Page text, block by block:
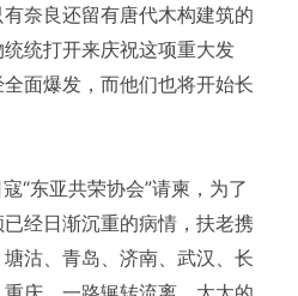
奈良还留有唐代木构建筑的
统打开来庆祝这项重大发
面爆发，而他们也将开始长
东亚共荣协会”请柬，为了
经日渐沉重的病情，扶老携
沽、青岛、济南、武汉、长